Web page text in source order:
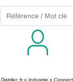
Distrilec.fr» Industrie »